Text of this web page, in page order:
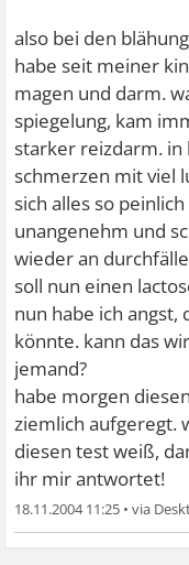
also bei den
habe seit meiner
magen und darm.
spiegelung, kam
starker reizdarm.
schmerzen mit viel
sich alles so
unangenehm und
wieder an
soll nun einen
nun habe ich angst,
könnte. kann das
jemand?
habe morgen
ziemlich aufgeregt.
diesen test weiß,
ihr mir antwortet!
18.11.2004 11:25 •